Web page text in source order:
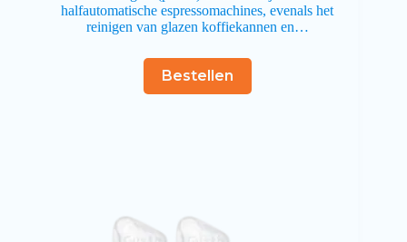
halfautomatische espressomachines, evenals het
reinigen van glazen koffiekannen en…
Bestellen